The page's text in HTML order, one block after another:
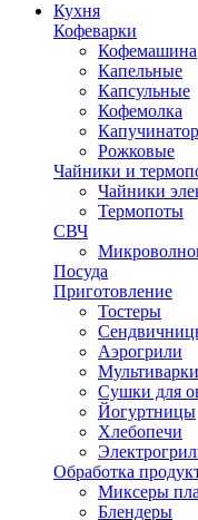
Кухня
Кофеварки
Кофемашина
Капельные
Капсульные
Кофемолка
Рожковые
Чайники и
Чайники
Термопоты
СВЧ
Посуда
Приготовление
Тостеры
Аэрогрили
Мультиварки
Сушки для
Йогуртницы
Хлебопечи
Обработка
Миксеры
Блендеры